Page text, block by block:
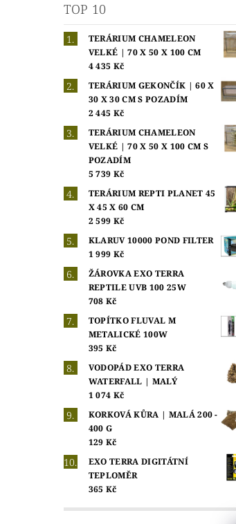
TOP 10
TERÁRIUM CHAMELEON
VELKÉ | 70 X 50 X 100 CM
4 435 Kč
TERÁRIUM GEKONČÍK | 60 X
30 X 30 CM S POZADÍM
2 445 Kč
TERÁRIUM CHAMELEON
VELKÉ | 70 X 50 X 100 CM S
POZADÍM
5 739 Kč
TERÁRIUM REPTI PLANET 45
X 45 X 60 CM
2 599 Kč
KLARUV 10000 POND FILTER
1 999 Kč
ŽÁROVKA EXO TERRA
REPTILE UVB 100 25W
708 Kč
TOPÍTKO FLUVAL M
METALICKÉ 100W
395 Kč
VODOPÁD EXO TERRA
WATERFALL | MALÝ
1 074 Kč
KORKOVÁ KŮRA | MALÁ 200 -
400 G
129 Kč
EXO TERRA DIGITÁTNÍ
TEPLOMĚR
365 Kč